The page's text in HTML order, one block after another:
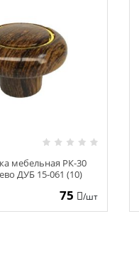
мебельная РК-30
ДУБ 15-061 (10)
75 /шт